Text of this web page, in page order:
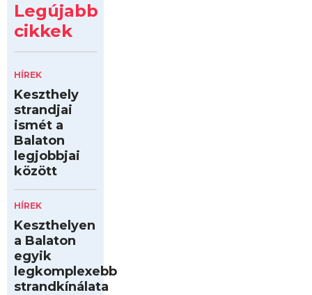
Legújabb
cikkek
HÍREK
Keszthely
strandjai
ismét a
Balaton
legjobbjai
között
HÍREK
Keszthelyen
a Balaton
egyik
legkomplexebb
strandkínálata